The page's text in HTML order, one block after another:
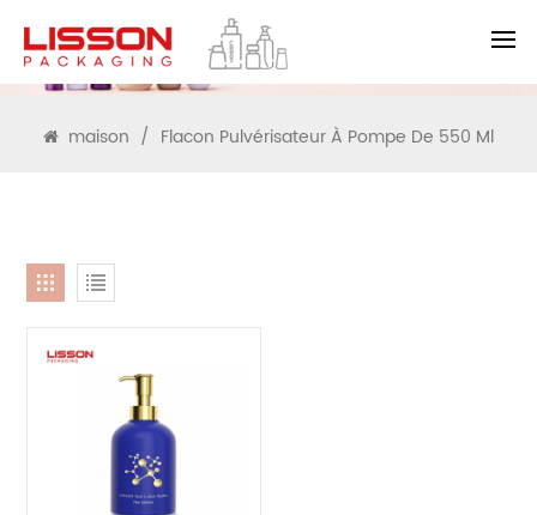
RECHERCHE
maison / Flacon Pulvérisateur À Pompe De 550 Ml